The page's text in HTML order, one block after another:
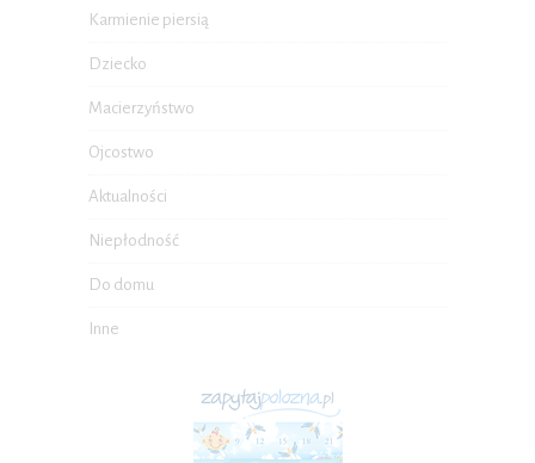
Karmienie piersią
Dziecko
Macierzyństwo
Ojcostwo
Aktualności
Niepłodność
Do domu
Inne